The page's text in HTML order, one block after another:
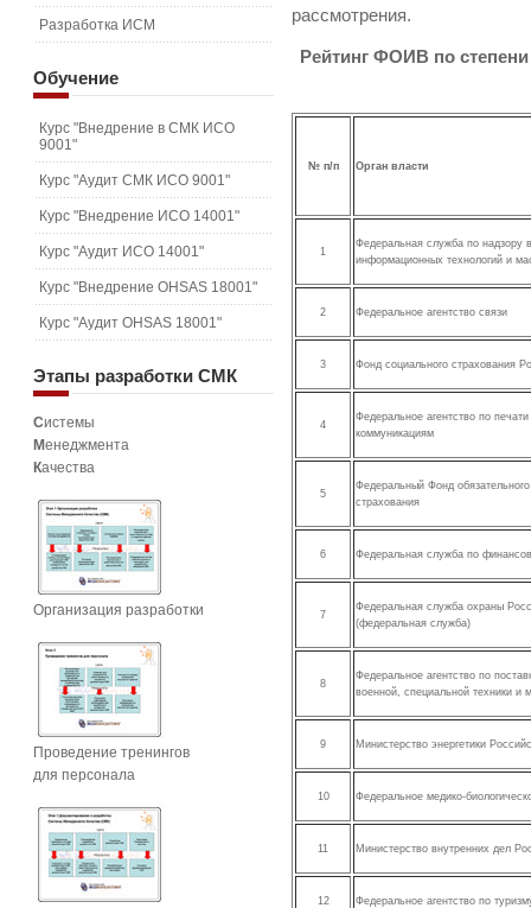
рассмотрения.
Рейтинг ФОИВ по степени
№ п/п Орган власти
1
Федеральная служба по надзору
информационных технологий и
2 Федеральное агентство связи
3 Фонд социального страхования
4
Федеральное агентство по
коммуникациям
5
Федеральный Фонд
страхования
6 Федеральная служба по
7
Федеральная служба охраны
(федеральная служба)
8
Федеральное агентство по
военной, специальной техники и
9 Министерство энергетики
10 Федеральное медико-
11 Министерство внутренних дел
12 Федеральное агентство по
Разработка ИСМ
Обучение
Курс "Внедрение в СМК ИСО
9001"
Курс "Аудит СМК ИСО 9001"
Курс "Внедрение ИСО 14001"
Курс "Аудит ИСО 14001"
Курс "Внедрение OHSAS 18001"
Курс "Аудит OHSAS 18001"
Этапы разработки СМК
Системы
Менеджмента
Качества
Организация разработки
Проведение тренингов
для персонала